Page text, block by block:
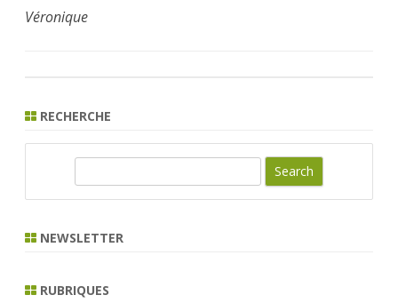
Véronique
RECHERCHE
r
NEWSLETTER
RUBRIQUES